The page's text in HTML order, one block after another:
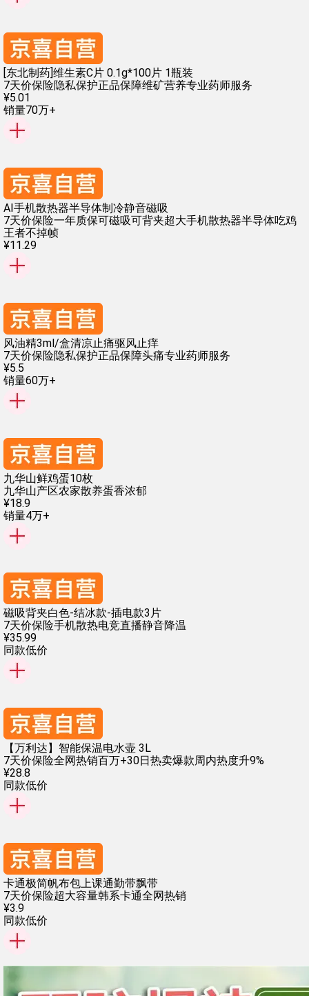
[东北制药]维生素C片 0.1g*100片 1瓶装
7天价保险隐私保护正品保障维矿营养专业药师服务
¥5.01
销量70万+
AI手机散热器半导体制冷静音磁吸
7天价保险一年质保可磁吸可背夹超大手机散热器半导体吃鸡
王者不掉帧
¥11.29
风油精3ml/盒清凉止痛驱风止痒
7天价保险隐私保护正品保障头痛专业药师服务
¥5.5
销量60万+
九华山鲜鸡蛋10枚
九华山产区农家散养蛋香浓郁
¥18.9
销量4万+
磁吸背夹白色-结冰款-插电款3片
7天价保险手机散热电竞直播静音降温
¥35.99
同款低价
【万利达】智能保温电水壶 3L
7天价保险全网热销百万+30日热卖爆款周内热度升9%
¥28.8
同款低价
卡通极简帆布包上课通勤带飘带
7天价保险超大容量韩系卡通全网热销
¥3.9
同款低价